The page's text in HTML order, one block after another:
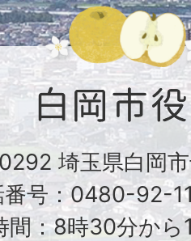
埼玉県白岡
番号：0480-92-
間：8時30分から